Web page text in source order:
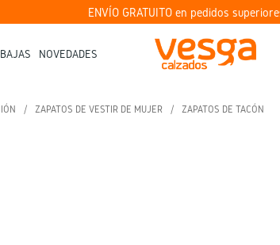
ENVÍO GRATUITO en pedidos
NOVEDADES
ZAPATOS DE VESTIR DE MUJER ZAPATOS DE TACÓN